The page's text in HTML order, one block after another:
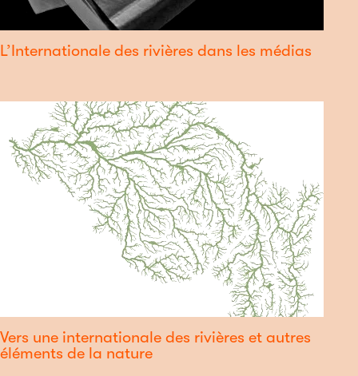
L’Internationale des rivières dans les médias
Vers une internationale des rivières et autres
éléments de la nature